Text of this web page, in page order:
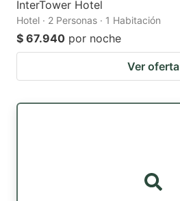
InterTower Hotel
Hotel · 2 Personas · 1 Habitación
$ 67.940 por noche
Ver oferta